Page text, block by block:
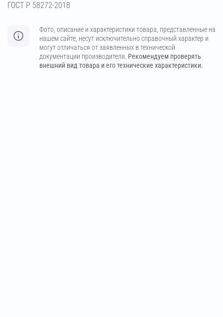
ГОСТ Р 58272-2018
Фото, описание и характеристики товара, представленные на
нашем сайте, несут исключительно справочный характер и
могут отличаться от заявленных в технической
документации производителя. Рекомендуем проверять
внешний вид товара и его технические характеристики.